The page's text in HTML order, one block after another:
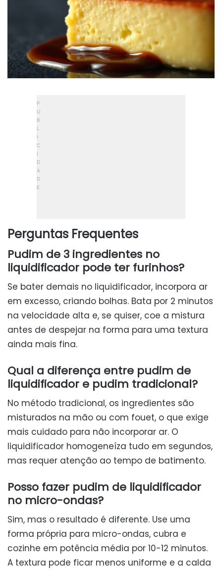
Perguntas Frequentes
Pudim de 3 ingredientes no
liquidificador pode ter furinhos?
Se bater demais no liquidificador, incorpora ar
em excesso, criando bolhas. Bata por 2 minutos
na velocidade alta e, se quiser, coe a mistura
antes de despejar na forma para uma textura
ainda mais fina.
Qual a diferença entre pudim de
liquidificador e pudim tradicional?
No método tradicional, os ingredientes são
misturados na mão ou com fouet, o que exige
mais cuidado para não incorporar ar. O
liquidificador homogeneíza tudo em segundos,
mas requer atenção ao tempo de batimento.
Posso fazer pudim de liquidificador
no micro-ondas?
Sim, mas o resultado é diferente. Use uma
forma própria para micro-ondas, cubra e
cozinhe em potência média por 10-12 minutos.
A textura pode ficar menos uniforme e a calda